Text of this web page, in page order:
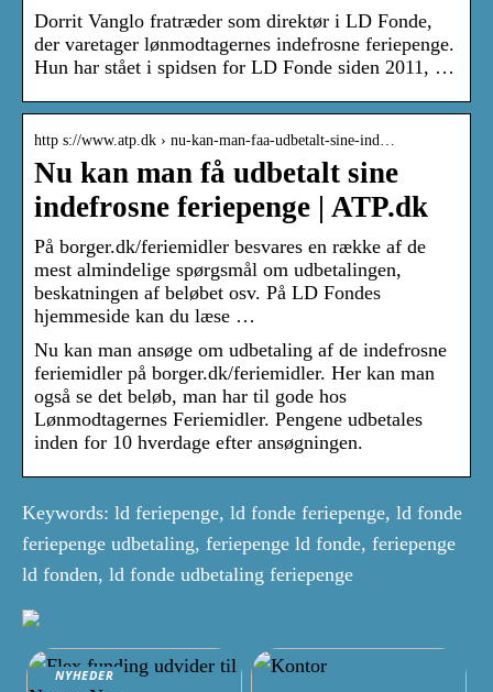
Dorrit Vanglo fratræder som direktør i LD Fonde,
der varetager lønmodtagernes indefrosne feriepenge.
Hun har stået i spidsen for LD Fonde siden 2011, …
http s://www.atp.dk › nu-kan-man-faa-udbetalt-sine-ind…
Nu kan man få udbetalt sine
indefrosne feriepenge | ATP.dk
På borger.dk/feriemidler besvares en række af de
mest almindelige spørgsmål om udbetalingen,
beskatningen af beløbet osv. På LD Fondes
hjemmeside kan du læse …
Nu kan man ansøge om udbetaling af de indefrosne
feriemidler på borger.dk/feriemidler. Her kan man
også se det beløb, man har til gode hos
Lønmodtagernes Feriemidler. Pengene udbetales
inden for 10 hverdage efter ansøgningen.
Keywords: ld feriepenge, ld fonde feriepenge, ld fonde
feriepenge udbetaling, feriepenge ld fonde, feriepenge
ld fonden, ld fonde udbetaling feriepenge
NYHEDER